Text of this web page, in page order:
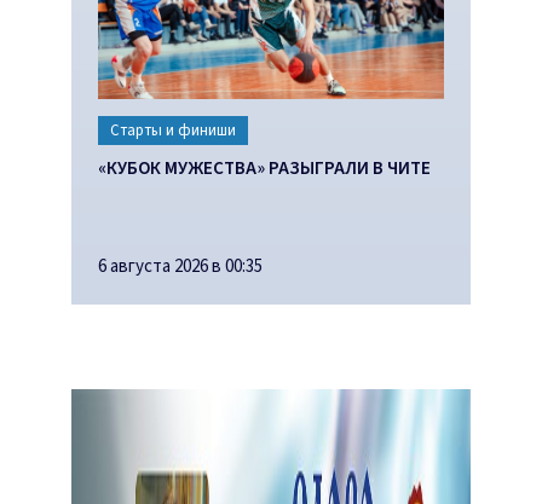
Старты и финиши
«КУБОК МУЖЕСТВА» РАЗЫГРАЛИ В ЧИТЕ
6 августа 2026 в 00:35